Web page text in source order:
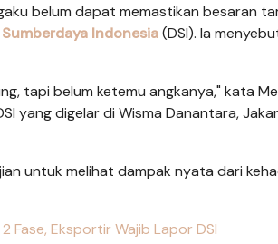
belum dapat memastikan besaran
Indonesia(DSI). Ia
tapi belum ketemu angkanya," kata
yang digelar di Wisma Danantara,
untuk melihat dampak nyata dari
Fase, Eksportir Wajib Lapor DSI